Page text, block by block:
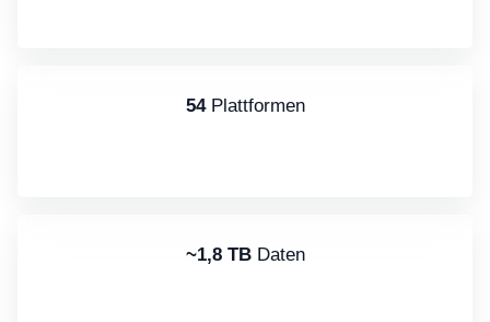
54 Plattformen
~1,8 TB Daten